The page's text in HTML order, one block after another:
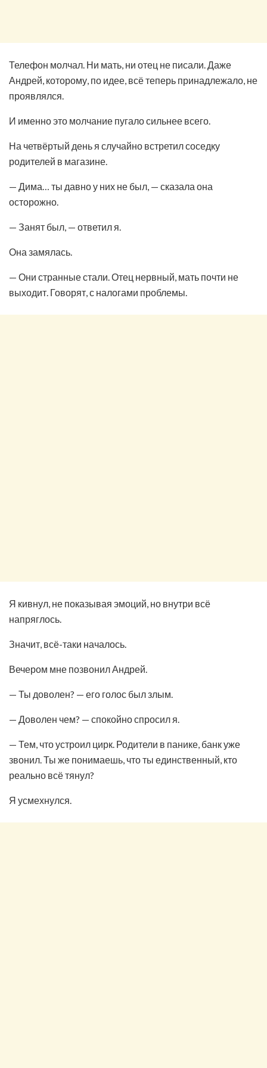
Телефон молчал. Ни мать, ни отец не писали. Даже
Андрей, которому, по идее, всё теперь принадлежало, не
проявлялся.
И именно это молчание пугало сильнее всего.
На четвёртый день я случайно встретил соседку
родителей в магазине.
— Дима… ты давно у них не был, — сказала она
осторожно.
— Занят был, — ответил я.
Она замялась.
— Они странные стали. Отец нервный, мать почти не
выходит. Говорят, с налогами проблемы.
Я кивнул, не показывая эмоций, но внутри всё
напряглось.
Значит, всё-таки началось.
Вечером мне позвонил Андрей.
— Ты доволен? — его голос был злым.
— Доволен чем? — спокойно спросил я.
— Тем, что устроил цирк. Родители в панике, банк уже
звонил. Ты же понимаешь, что ты единственный, кто
реально всё тянул?
Я усмехнулся.